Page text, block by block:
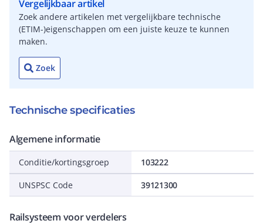
Vergelijkbaar artikel
Zoek andere artikelen met vergelijkbare technische
(ETIM-)eigenschappen om een juiste keuze te kunnen
maken.
Zoek
Technische specificaties
Algemene informatie
Conditie/kortingsgroep 103222
UNSPSC Code 39121300
Railsysteem voor verdelers